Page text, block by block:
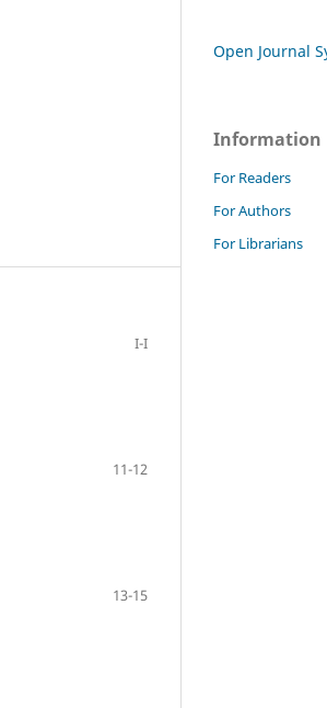
I-I
11-12
13-15
Open Journal
Information
For Readers
For Authors
For Librarians